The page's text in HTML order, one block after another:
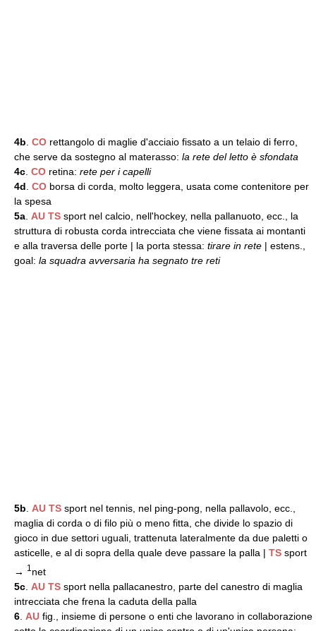
4b CO rettangolo di maglie d'acciaio fissato a un telaio di ferro,
che serve da sostegno al materasso: la rete del letto è sfondata
4c CO retina: rete per i capelli
4d CO borsa di corda, molto leggera, usata come contenitore per
la spesa
5a AU TS sport nel calcio, nell'hockey, nella pallanuoto, ecc., la
struttura di robusta corda intrecciata che viene fissata ai montanti
e alla traversa delle porte | la porta stessa: tirare in rete | estens.,
goal: la squadra avversaria ha segnato tre reti
5b AU TS sport nel tennis, nel ping-pong, nella pallavolo, ecc.,
maglia di corda o di filo più o meno fitta, che divide lo spazio di
gioco in due settori uguali, trattenuta lateralmente da due paletti o
asticelle, e al di sopra della quale deve passare la palla | TS sport
→
1 net
5c AU TS sport nella pallacanestro, parte del canestro di maglia
intrecciata che frena la caduta della palla
6 AU fig., insieme di persone o enti che lavorano in collaborazione